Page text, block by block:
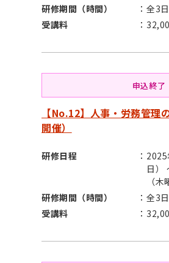
研修期間（時間）
全3
受講料
申込終了
【No.12】人事・労務管理
開催）
研修日程
日）
（木
研修期間（時間）
全3
受講料